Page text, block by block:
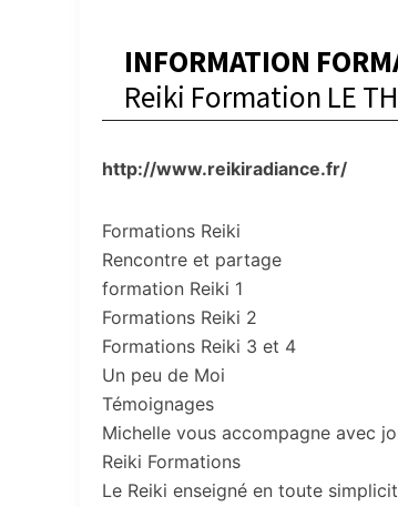
INFORMATION
Reiki Formation LE
http://www.reikiradiance.fr/
Formations Reiki
Rencontre et partage
formation Reiki 1
Formations Reiki 2
Formations Reiki 3 et 4
Un peu de Moi
Témoignages
Michelle vous accompagne avec
Reiki Formations
Le Reiki enseigné en toute